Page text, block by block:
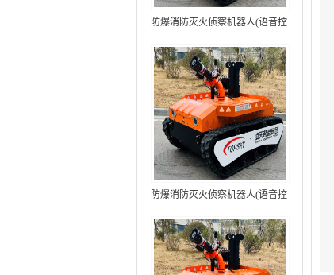
防爆消防灭火侦察机器人(语音控
MC80BD（第6代）
防爆消防灭火侦察机器人(语音控
RXR-MC80BD（第7代）